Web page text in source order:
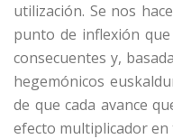
utilización. Se nos
punto de inflexión
consecuentes y,
hegemónicos
de que cada avance
efecto multiplicador en